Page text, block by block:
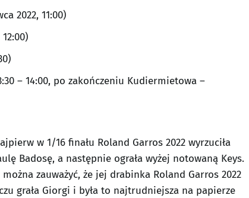
2022, 11:00)
– 14:00, po zakończeniu Kudiermietowa –
w 1/16 finału Roland Garros 2022 wyrzuciła
Badosę, a następnie ograła wyżej notowaną Keys.
zauważyć, że jej drabinka Roland Garros 2022
grała Giorgi i była to najtrudniejsza na papierze